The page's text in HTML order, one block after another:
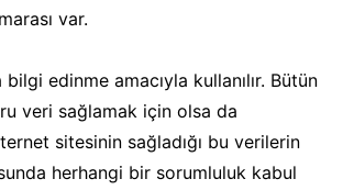
var.
bilgi edinme amacıyla kullanılır. Bütün
veri sağlamak için olsa da
sitesinin sağladığı bu verilerin
herhangi bir sorumluluk kabul